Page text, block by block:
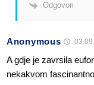
Odgovori
Anonymous
A gdje je zavrsila
nekakvom